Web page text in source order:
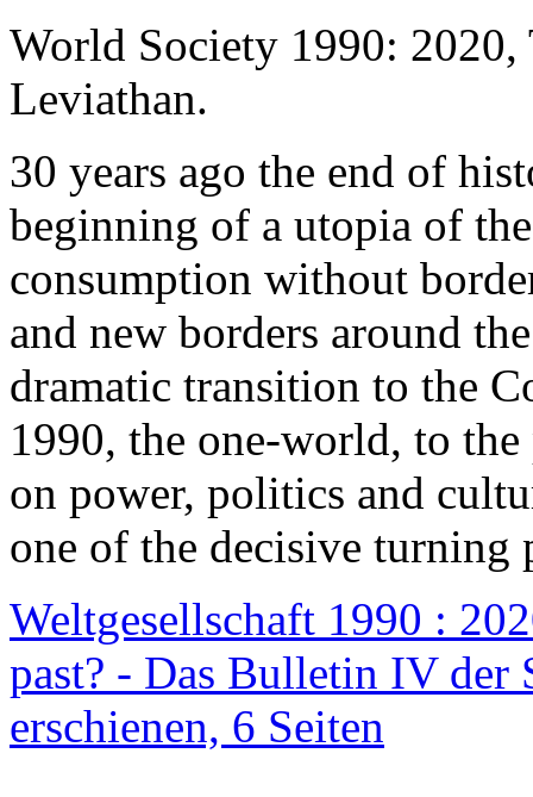
World Society 1990: 2020,
Leviathan.
30 years ago the end of
beginning of a utopia of
consumption without
and new borders around
dramatic transition to the
1990, the one-world, to the
on power, politics and
one of the decisive turning
Weltgesellschaft 1990 :
past? - Das Bulletin IV der
erschienen, 6 Seiten